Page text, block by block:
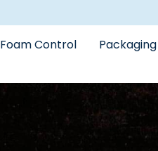
Foam Control Packaging